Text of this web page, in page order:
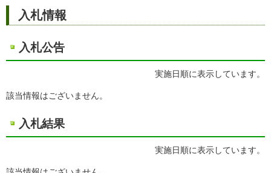
入札情報
入札公告
実施日順に表示しています。
該当情報はございません。
入札結果
実施日順に表示しています。